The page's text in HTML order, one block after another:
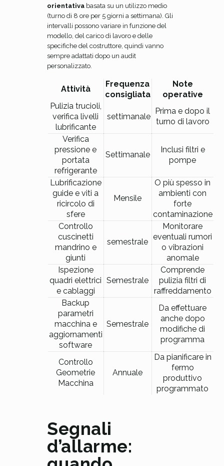
orientativa basata su un utilizzo medio
(turno di 8 ore per 5 giorni a settimana). Gli
intervalli possono variare in funzione del
modello, del carico di lavoro e delle
specifiche del costruttore, quindi vanno
sempre adattati dopo un audit
personalizzato.
Attività
Frequenza
consigliata
Note
operative
Pulizia trucioli,
verifica livelli
lubrificante
settimanale
Prima e dopo il
turno di lavoro
Verifica
pressione e
portata
refrigerante
Settimanale
Inclusi filtri e
pompe
Lubrificazione
guide e viti a
ricircolo di
sfere
Mensile
O più spesso in
ambienti con
forte
contaminazione
Controllo
cuscinetti
mandrino e
giunti
semestrale
Monitorare
eventuali rumori
o vibrazioni
anomale
Ispezione
quadri elettrici
e cablaggi
Semestrale
Comprende
pulizia filtri di
raffreddamento
Backup
parametri
macchina e
aggiornamenti
software
Semestrale
Da effettuare
anche dopo
modifiche di
programma
Controllo
Geometrie
Macchina
Annuale
Da pianificare in
fermo
produttivo
programmato
Segnali
d’allarme: